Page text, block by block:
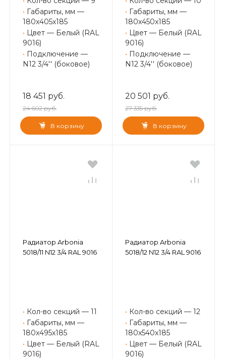
• Габариты, мм —
180x405x185
• Цвет — Белый (RAL
9016)
• Подключение —
N12 3/4'' (боковое)
18 451 руб.
24 602 руб.
В корзину
• Габариты, мм —
180x450x185
• Цвет — Белый (RAL
9016)
• Подключение —
N12 3/4'' (боковое)
20 501 руб.
27 335 руб.
В корзину
Радиатор Arbonia
5018/11 N12 3/4 RAL 9016
• Кол-во секций — 11
• Габариты, мм —
180x495x185
• Цвет — Белый (RAL
9016)
Радиатор Arbonia
5018/12 N12 3/4 RAL 9016
• Кол-во секций — 12
• Габариты, мм —
180x540x185
• Цвет — Белый (RAL
9016)